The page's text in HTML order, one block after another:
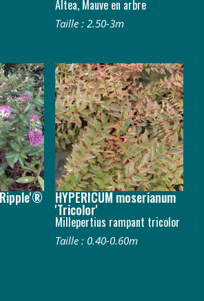
Altea, Mauve en arbre
Taille : 2.50-3m
HYPERICUM moserianum
'Tricolor'
Millepertius rampant tricolor
Taille : 0.40-0.60m